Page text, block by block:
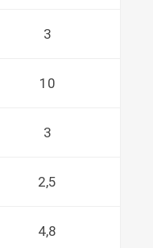
3
10
3
2,5
4,8